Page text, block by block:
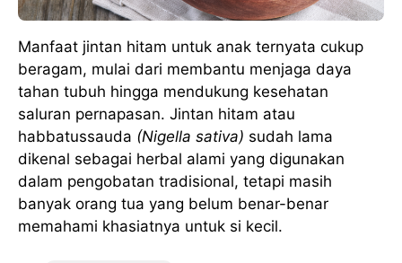
Manfaat jintan hitam untuk anak ternyata cukup
beragam, mulai dari membantu menjaga daya
tahan tubuh hingga mendukung kesehatan
saluran pernapasan. Jintan hitam atau
habbatussauda (Nigella sativa) sudah lama
dikenal sebagai herbal alami yang digunakan
dalam pengobatan tradisional, tetapi masih
banyak orang tua yang belum benar-benar
memahami khasiatnya untuk si kecil.